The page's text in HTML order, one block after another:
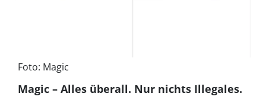
Foto: Magic
Magic – Alles überall. Nur nichts Illegales.